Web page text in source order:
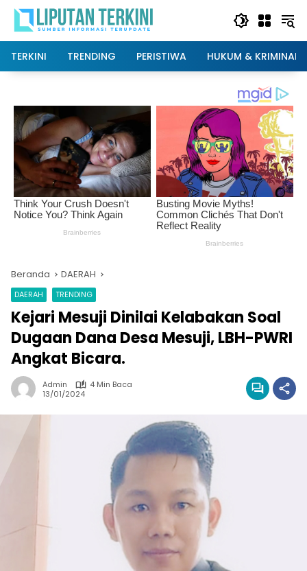
Langsung
konten
TERKINI
TRENDING PERISTIWA HUKUM & KRIMINAL
Beranda DAERAH
DAERAH TRENDING
Kejari Mesuji Dinilai Kelabakan Soal
Dugaan Dana Desa Mesuji, LBH-PWRI
Angkat Bicara.
Admin
4 Min Baca
13/01/2024